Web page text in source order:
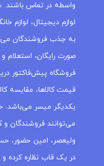
واسطه در تماس باشند.
لوازم دیجیتال، لوازم
به جذب فروشندگان
صورت رایگان، استعلام
فروشگاه پیش‌فاکتور
قیمت کالاها، مقایسه
یکدیگر میسر می‌باشد.
می‌توانند فروشندگان و
ولیعصر، امین حضور،
در یک قاب نظاره کرده و